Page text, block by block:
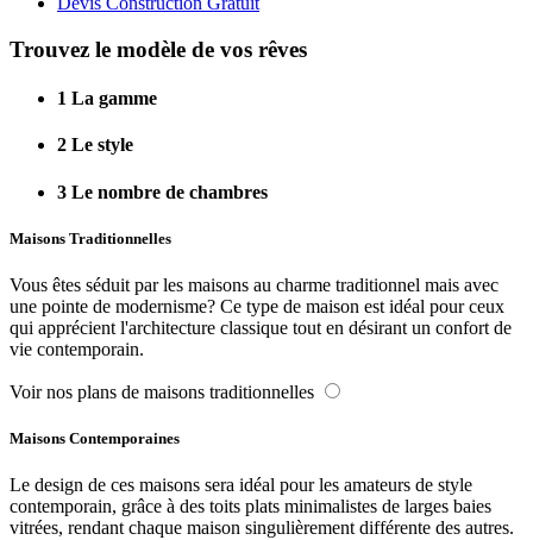
Trouvez le modèle de vos rêves
1 La gamme
2 Le style
3 Le nombre de chambres
Maisons Traditionnelles
Vous êtes séduit par les maisons au charme traditionnel mais avec
une pointe de modernisme? Ce type de maison est idéal pour ceux
qui apprécient l'architecture classique tout en désirant un confort de
vie contemporain.
Voir nos plans de maisons traditionnelles
Maisons Contemporaines
Le design de ces maisons sera idéal pour les amateurs de style
contemporain, grâce à des toits plats minimalistes de larges baies
vitrées, rendant chaque maison singulièrement différente des autres.